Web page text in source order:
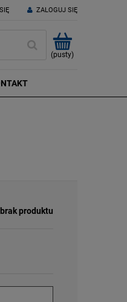
ZALOGUJ SIĘ
(pusty)
brak produktu